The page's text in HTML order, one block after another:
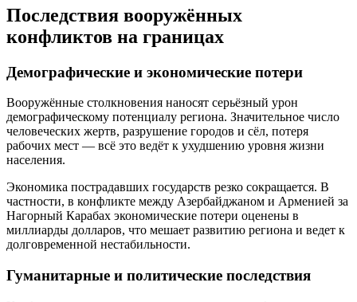
Последствия вооружённых
конфликтов на границах
Демографические и экономические потери
Вооружённые столкновения наносят серьёзный урон
демографическому потенциалу региона. Значительное число
человеческих жертв, разрушение городов и сёл, потеря
рабочих мест — всё это ведёт к ухудшению уровня жизни
населения.
Экономика пострадавших государств резко сокращается. В
частности, в конфликте между Азербайджаном и Арменией за
Нагорный Карабах экономические потери оценены в
миллиарды долларов, что мешает развитию региона и ведет к
долговременной нестабильности.
Гуманитарные и политические последствия